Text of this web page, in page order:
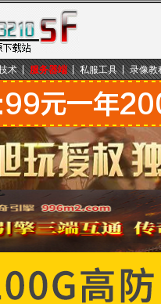
载站
术 服务器端 私服工具 录像教